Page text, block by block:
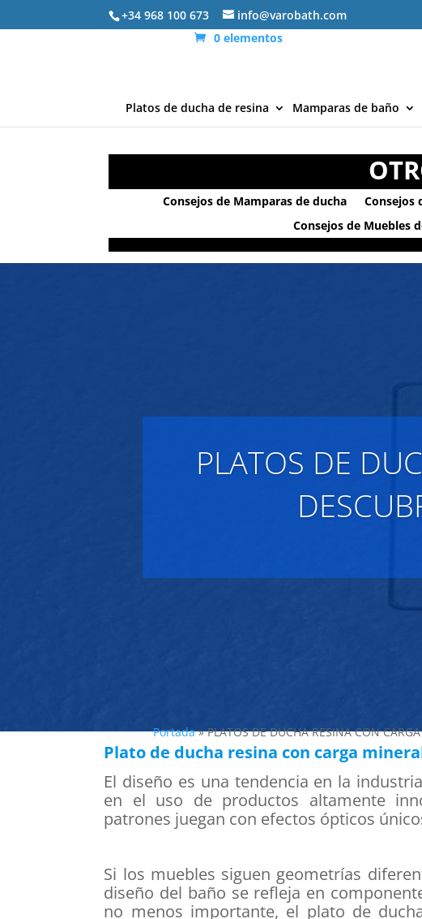
+34 968 100 673 info@varobath.com
0 elementos
Platos de ducha de resina Mamparas de baño
Consejos de Mamparas de ducha Consejos
Consejos de Muebles
PLATOS DE
Portada»PLATOS DE DUCHA RESINA CON
Plato de ducha resina con carga
El diseño es una tendencia en la
en el uso de productos altamente
patrones juegan con efectos ópticos
Si los muebles siguen geometrías
diseño del baño se refleja en
no menos importante, el plato de